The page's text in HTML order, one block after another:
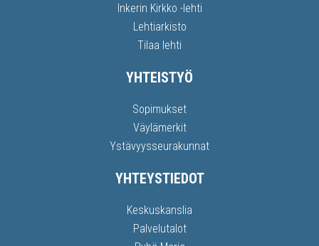
Inkerin Kirkko -lehti
Lehtiarkisto
Tilaa lehti
YHTEISTYÖ
Sopimukset
Väylämerkit
Ystävyysseurakunnat
YHTEYSTIEDOT
Keskuskanslia
Palvelutalot